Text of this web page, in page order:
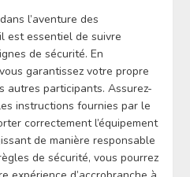
l’aventure des
est essentiel de suivre
de sécurité. En
garantissez votre propre
autres participants. Assurez-
instructions fournies par le
correctement l’équipement
de manière responsable
de sécurité, vous pourrez